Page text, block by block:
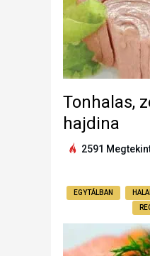
Tonhalas,
hajdina
2591
EGYTÁLBAN